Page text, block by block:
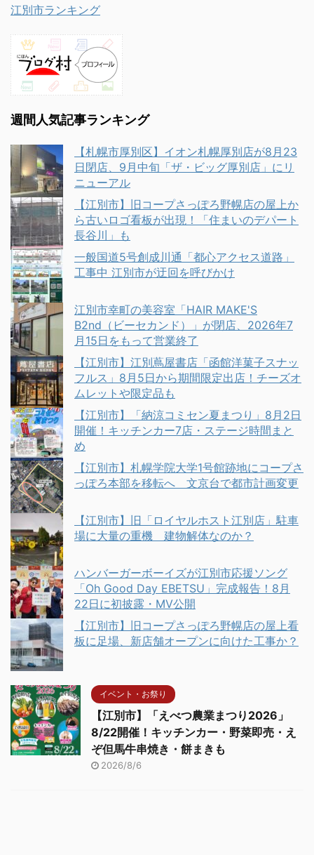
江別市ランキング
週間人気記事ランキング
【札幌市厚別区】イオン札幌厚別店が8月23
日閉店、9月中旬「ザ・ビッグ厚別店」にリ
ニューアル
【江別市】旧コープさっぽろ野幌店の屋上か
ら古いロゴ看板が出現！「住まいのデパート
長谷川」も
一般国道5号創成川通「都心アクセス道路」
工事中 江別市が迂回を呼びかけ
江別市幸町の美容室「HAIR MAKE'S
B2nd（ビーセカンド）」が閉店、2026年7
月15日をもって営業終了
【江別市】江別蔦屋書店「函館洋菓子スナッ
フルス」8月5日から期間限定出店！チーズオ
ムレットや限定品も
【江別市】「納涼コミセン夏まつり」8月2日
開催！キッチンカー7店・ステージ時間まと
め
【江別市】札幌学院大学1号館跡地にコープさ
っぽろ本部を移転へ 文京台で都市計画変更
【江別市】旧「ロイヤルホスト江別店」駐車
場に大量の重機 建物解体なのか？
ハンバーガーボーイズが江別市応援ソング
「Oh Good Day EBETSU」完成報告！8月
22日に初披露・MV公開
【江別市】旧コープさっぽろ野幌店の屋上看
板に足場、新店舗オープンに向けた工事か？
イベント・お祭り
【江別市】「えべつ農業まつり2026」
8/22開催！キッチンカー・野菜即売・え
ぞ但馬牛串焼き・餅まきも
2026/8/6